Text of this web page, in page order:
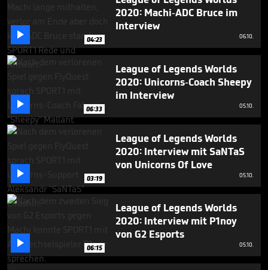
seconds
 04:23
2020: Machi-ADC Bruce im
Interview
06.10.
 06:33
League of Legends Worlds
2020: Unicorns-Coach Sheepy
im Interview
05.10.
 03:19
League of Legends Worlds
2020: Interview mit SaNTaS
von Unicorns Of Love
05.10.
 06:15
League of Legends Worlds
2020: Interview mit P1noy
von G2 Esports
05.10.